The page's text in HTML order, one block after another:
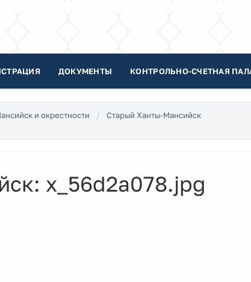
ДОКУМЕНТЫ КОНТРОЛЬНО-СЧЕТНАЯ
и окрестности
Старый Ханты-Мансийск
x_56d2a078.jpg